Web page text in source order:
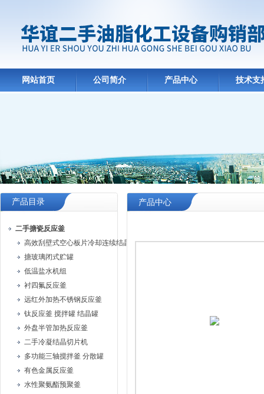
网站首页 公司简介 产品中心 技术支
产品目录
二手搪瓷反应釜
高效刮壁式空心板片冷却连续结晶机
搪玻璃闭式贮罐
低温盐水机组
衬四氟反应釜
远红外加热不锈钢反应釜
钛反应釜 搅拌罐 结晶罐
外盘半管加热反应釜
二手冷凝结晶切片机
多功能三轴搅拌釜 分散罐
有色金属反应釜
水性聚氨酯预聚釜
产品中心